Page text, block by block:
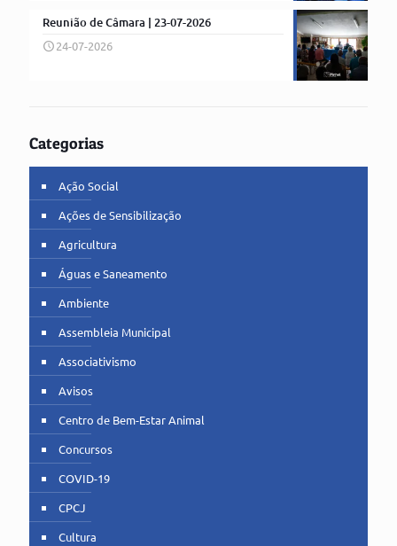
Reunião de Câmara | 23-07-2026
24-07-2026
Categorias
Ação Social
Ações de Sensibilização
Agricultura
Águas e Saneamento
Ambiente
Assembleia Municipal
Associativismo
Avisos
Centro de Bem-Estar Animal
Concursos
COVID-19
CPCJ
Cultura